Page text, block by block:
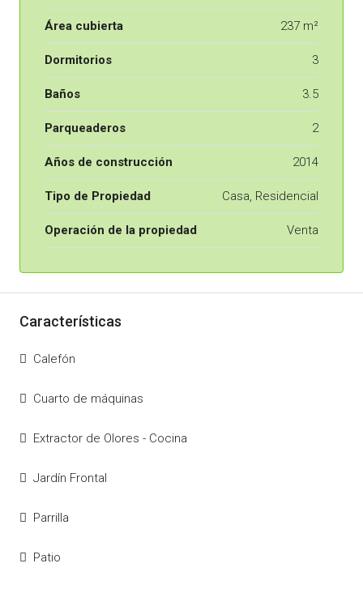
Área cubierta 237 m²
Dormitorios 3
Baños 3.5
Parqueaderos 2
Años de construcción 2014
Tipo de Propiedad Casa, Residencial
Operación de la propiedad Venta
Características
Calefón
Cuarto de máquinas
Extractor de Olores - Cocina
Jardín Frontal
Parrilla
Patio